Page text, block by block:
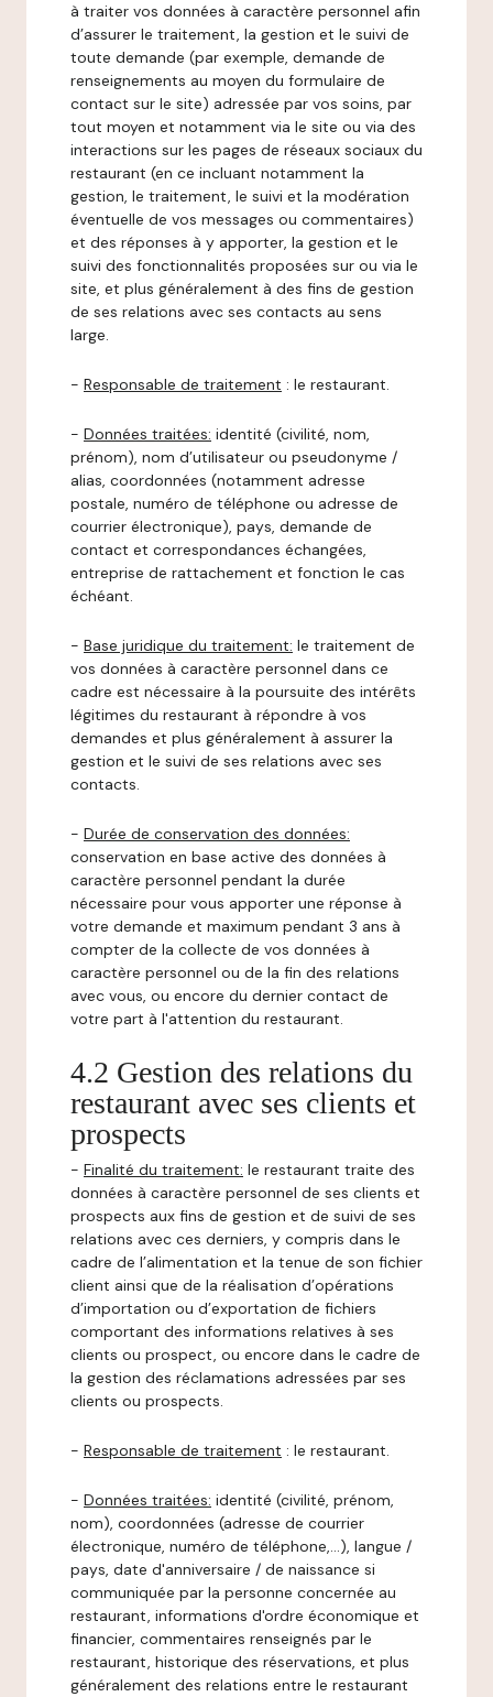
à traiter vos données à caractère personnel afin
d’assurer le traitement, la gestion et le suivi de
toute demande (par exemple, demande de
renseignements au moyen du formulaire de
contact sur le site) adressée par vos soins, par
tout moyen et notamment via le site ou via des
interactions sur les pages de réseaux sociaux du
restaurant (en ce incluant notamment la
gestion, le traitement, le suivi et la modération
éventuelle de vos messages ou commentaires)
et des réponses à y apporter, la gestion et le
suivi des fonctionnalités proposées sur ou via le
site, et plus généralement à des fins de gestion
de ses relations avec ses contacts au sens
large.
- Responsable de traitement : le restaurant.
- Données traitées: identité (civilité, nom,
prénom), nom d’utilisateur ou pseudonyme /
alias, coordonnées (notamment adresse
postale, numéro de téléphone ou adresse de
courrier électronique), pays, demande de
contact et correspondances échangées,
entreprise de rattachement et fonction le cas
échéant.
- Base juridique du traitement: le traitement de
vos données à caractère personnel dans ce
cadre est nécessaire à la poursuite des intérêts
légitimes du restaurant à répondre à vos
demandes et plus généralement à assurer la
gestion et le suivi de ses relations avec ses
contacts.
- Durée de conservation des données:
conservation en base active des données à
caractère personnel pendant la durée
nécessaire pour vous apporter une réponse à
votre demande et maximum pendant 3 ans à
compter de la collecte de vos données à
caractère personnel ou de la fin des relations
avec vous, ou encore du dernier contact de
votre part à l'attention du restaurant.
4.2 Gestion des relations du
restaurant avec ses clients et
prospects
- Finalité du traitement: le restaurant traite des
données à caractère personnel de ses clients et
prospects aux fins de gestion et de suivi de ses
relations avec ces derniers, y compris dans le
cadre de l’alimentation et la tenue de son fichier
client ainsi que de la réalisation d’opérations
d’importation ou d’exportation de fichiers
comportant des informations relatives à ses
clients ou prospect, ou encore dans le cadre de
la gestion des réclamations adressées par ses
clients ou prospects.
- Responsable de traitement : le restaurant.
- Données traitées: identité (civilité, prénom,
nom), coordonnées (adresse de courrier
électronique, numéro de téléphone,…), langue /
pays, date d'anniversaire / de naissance si
communiquée par la personne concernée au
restaurant, informations d'ordre économique et
financier, commentaires renseignés par le
restaurant, historique des réservations, et plus
généralement des relations entre le restaurant